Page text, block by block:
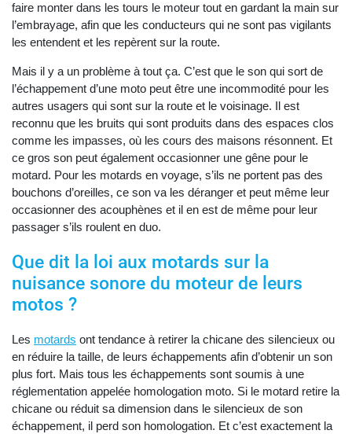
faire monter dans les tours le moteur tout en gardant la main sur
l’embrayage, afin que les conducteurs qui ne sont pas vigilants
les entendent et les repèrent sur la route.
Mais il y a un problème à tout ça. C’est que le son qui sort de
l’échappement d’une moto peut être une incommodité pour les
autres usagers qui sont sur la route et le voisinage. Il est
reconnu que les bruits qui sont produits dans des espaces clos
comme les impasses, où les cours des maisons résonnent. Et
ce gros son peut également occasionner une gêne pour le
motard. Pour les motards en voyage, s’ils ne portent pas des
bouchons d’oreilles, ce son va les déranger et peut même leur
occasionner des acouphènes et il en est de même pour leur
passager s’ils roulent en duo.
Que dit la loi aux motards sur la
nuisance sonore du moteur de leurs
motos ?
Les motards ont tendance à retirer la chicane des silencieux ou
en réduire la taille, de leurs échappements afin d’obtenir un son
plus fort. Mais tous les échappements sont soumis à une
réglementation appelée homologation moto. Si le motard retire la
chicane ou réduit sa dimension dans le silencieux de son
échappement, il perd son homologation. Et c’est exactement la